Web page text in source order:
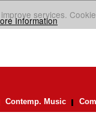
services.
Information
Contemp. Music